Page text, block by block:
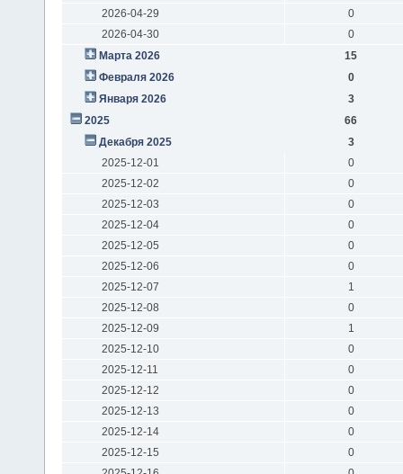
2026-04-29
0
2026-04-30
0
Марта 2026
15
Февраля 2026
0
Января 2026
3
2025
66
Декабря 2025
3
2025-12-01
0
2025-12-02
0
2025-12-03
0
2025-12-04
0
2025-12-05
0
2025-12-06
0
2025-12-07
1
2025-12-08
0
2025-12-09
1
2025-12-10
0
2025-12-11
0
2025-12-12
0
2025-12-13
0
2025-12-14
0
2025-12-15
0